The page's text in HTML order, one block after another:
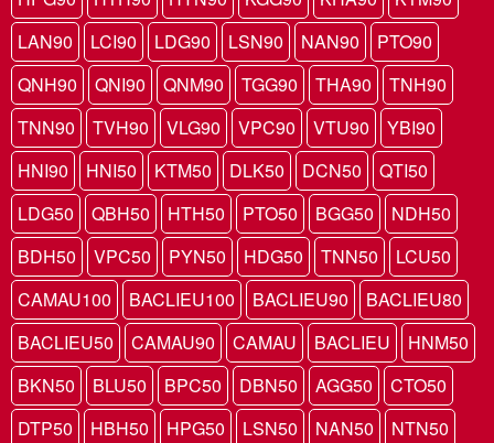
LAN90
LCI90 LDG90 LSN90 NAN90
PTO90
QNH90
QNI90 QNM90 TGG90 THA90
TNH90
TNN90
TVH90 VLG90 VPC90 VTU90
YBI90
HNI90
HNI50 KTM50 DLK50 DCN50
QTI50
LDG50
QBH50 HTH50 PTO50 BGG50
NDH50
BDH50
VPC50 PYN50 HDG50 TNN50
LCU50
CAMAU100
BACLIEU100 BACLIEU90
BACLIEU80
BACLIEU50
CAMAU90 CAMAU BACLIEU
HNM50
BKN50
BLU50 BPC50 DBN50 AGG50
CTO50
DTP50
HBH50 HPG50 LSN50 NAN50
NTN50